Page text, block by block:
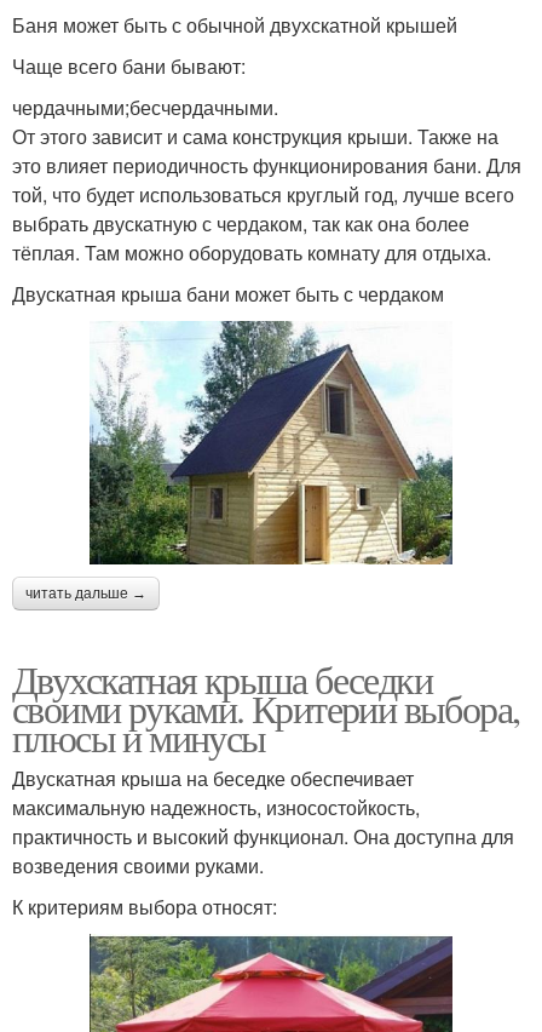
Баня может быть с обычной двухскатной крышей
Чаще всего бани бывают:
чердачными;бесчердачными.
От этого зависит и сама конструкция крыши. Также на
это влияет периодичность функционирования бани. Для
той, что будет использоваться круглый год, лучше всего
выбрать двускатную с чердаком, так как она более
тёплая. Там можно оборудовать комнату для отдыха.
Двускатная крыша бани может быть с чердаком
читать дальше →
Двухскатная крыша беседки
своими руками. Критерии выбора,
плюсы и минусы
Двускатная крыша на беседке обеспечивает
максимальную надежность, износостойкость,
практичность и высокий функционал. Она доступна для
возведения своими руками.
К критериям выбора относят: